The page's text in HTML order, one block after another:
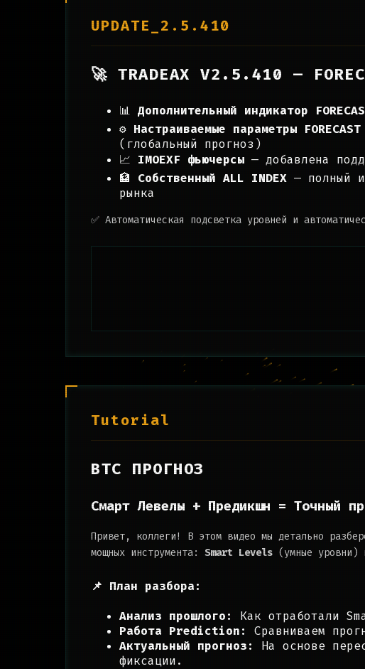
UPDATE_2.5.410
🚀 TRADEAX V2.5.410 —
📊 Дополнительный индикатор
⚙️ Настраиваемые параметры FORECAST
(глобальный прогноз)
📈 IMOEXF фьючерсы — добавлена
🏦 Собственный ALL INDEX — полный
рынка
✅ Автоматическая подсветка уровней и
Tutorial
BTC ПРОГНОЗ
Смарт Левелы + Предикшн = Точный
Привет, коллеги! В этом видео мы детально
мощных инструмента: Smart Levels (умные уровни)
📌 План разбора:
Анализ прошлого:
Как отработали
Работа Prediction:
Сравниваем
Актуальный прогноз:
На основе
фиксации.